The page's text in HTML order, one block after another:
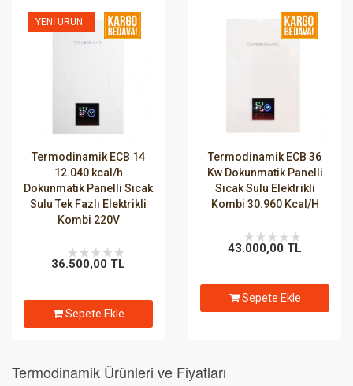
Termodinamik ECB 14
12.040 kcal/h
Dokunmatik Panelli Sıcak
Sulu Tek Fazlı Elektrikli
Kombi 220V
YENI ÜRÜN
36.500,00 TL
Sepete Ekle
Termodinamik ECB 36
Kw Dokunmatik Panelli
Sıcak Sulu Elektrikli
Kombi 30.960 Kcal/H
43.000,00 TL
Sepete Ekle
Termodinamik Ürünleri ve Fiyatları